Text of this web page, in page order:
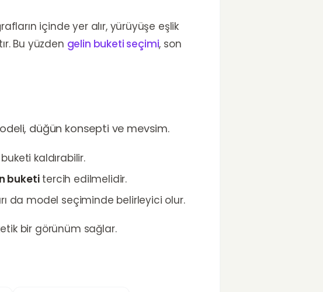
içinde yer alır, yürüyüşe eşlik
Bu yüzden gelin buketi seçimi, son
düğün konsepti ve mevsim.
kaldırabilir.
buketitercih edilmelidir.
da model seçiminde belirleyici olur.
bir görünüm sağlar.